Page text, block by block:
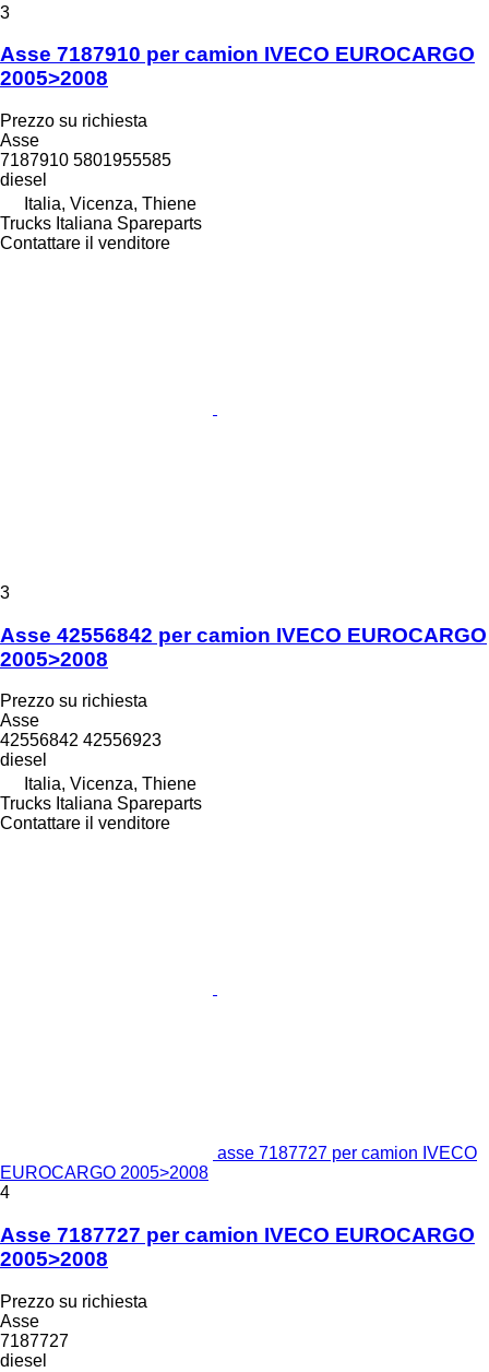
3
Asse 7187910 per camion IVECO EUROCARGO
2005>2008
Prezzo su richiesta
Asse
7187910 5801955585
diesel
Italia, Vicenza, Thiene
Trucks Italiana Spareparts
Contattare il venditore
3
Asse 42556842 per camion IVECO EUROCARGO
2005>2008
Prezzo su richiesta
Asse
42556842 42556923
diesel
Italia, Vicenza, Thiene
Trucks Italiana Spareparts
Contattare il venditore
asse 7187727 per camion IVECO
EUROCARGO 2005>2008
4
Asse 7187727 per camion IVECO EUROCARGO
2005>2008
Prezzo su richiesta
Asse
7187727
diesel